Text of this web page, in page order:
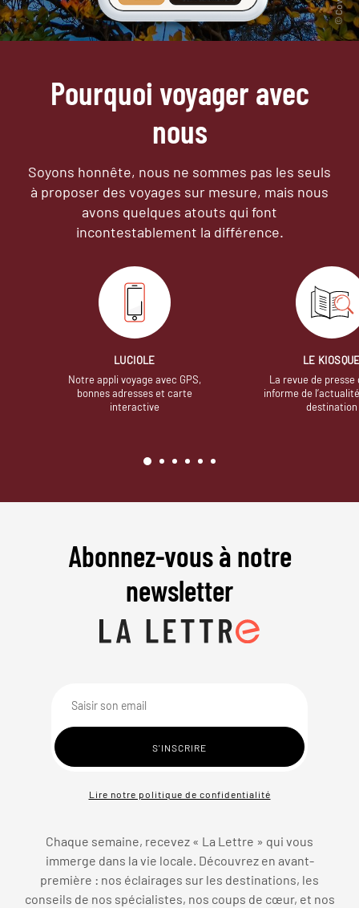
Pourquoi voyager avec
nous
Soyons honnête, nous ne sommes pas les seuls
à proposer des voyages sur mesure, mais nous
avons quelques atouts qui font
incontestablement la différence.
LUCIOLE
Notre appli voyage avec GPS,
bonnes adresses et carte
interactive
LE
La revue de presse
informe de
destination
Abonnez-vous à notre
newsletter
Lire notre politique de confidentialité
Chaque semaine, recevez « La Lettre » qui vous
immerge dans la vie locale. Découvrez en avant-
première : nos éclairages sur les destinations, les
conseils de nos spécialistes, nos coups de cœur, et nos